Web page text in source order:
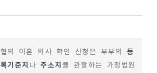
협의 이혼 의사 확인 신청은 부부의 등
록기준지 나주소지 를 관할하는 가정법원